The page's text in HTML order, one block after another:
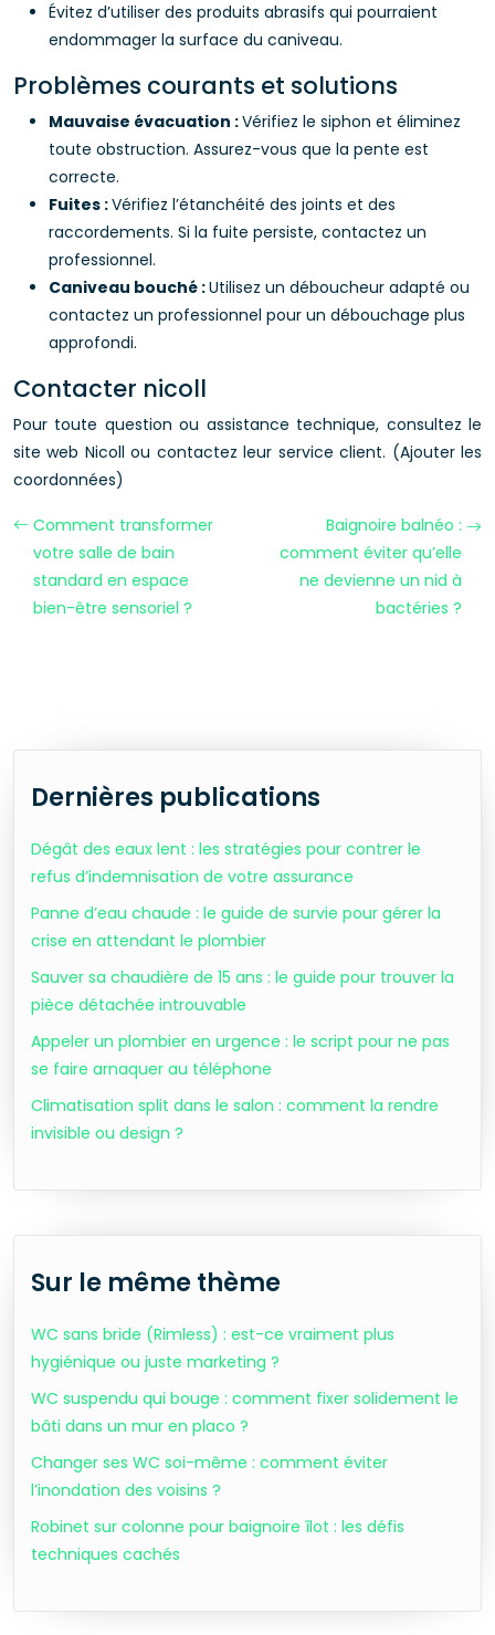
Évitez d’utiliser des produits abrasifs qui pourraient
endommager la surface du caniveau.
Problèmes courants et solutions
Mauvaise évacuation :Vérifiez le siphon et éliminez
toute obstruction. Assurez-vous que la pente est
correcte.
Fuites :Vérifiez l’étanchéité des joints et des
raccordements. Si la fuite persiste, contactez un
professionnel.
Caniveau bouché :Utilisez un déboucheur adapté ou
contactez un professionnel pour un débouchage plus
approfondi.
Contacter nicoll
Pour toute question ou assistance technique, consultez le
site web Nicoll ou contactez leur service client. (Ajouter les
coordonnées)
Comment transformer
votre salle de bain
standard en espace
bien-être sensoriel ?
Baignoire balnéo :
comment éviter qu’elle
ne devienne un nid à
bactéries ?
Dernières publications
Dégât des eaux lent : les stratégies pour contrer le
refus d’indemnisation de votre assurance
Panne d’eau chaude : le guide de survie pour gérer la
crise en attendant le plombier
Sauver sa chaudière de 15 ans : le guide pour trouver la
pièce détachée introuvable
Appeler un plombier en urgence : le script pour ne pas
se faire arnaquer au téléphone
Climatisation split dans le salon : comment la rendre
invisible ou design ?
Sur le même thème
WC sans bride (Rimless) : est-ce vraiment plus
hygiénique ou juste marketing ?
WC suspendu qui bouge : comment fixer solidement le
bâti dans un mur en placo ?
Changer ses WC soi-même : comment éviter
l’inondation des voisins ?
Robinet sur colonne pour baignoire îlot : les défis
techniques cachés